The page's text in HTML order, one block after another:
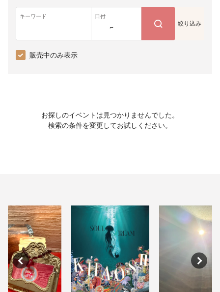
キーワード 日付
~ 絞り込み
販売中のみ表示
お探しのイベントは見つかりませんでした。
検索の条件を変更してお試しください。